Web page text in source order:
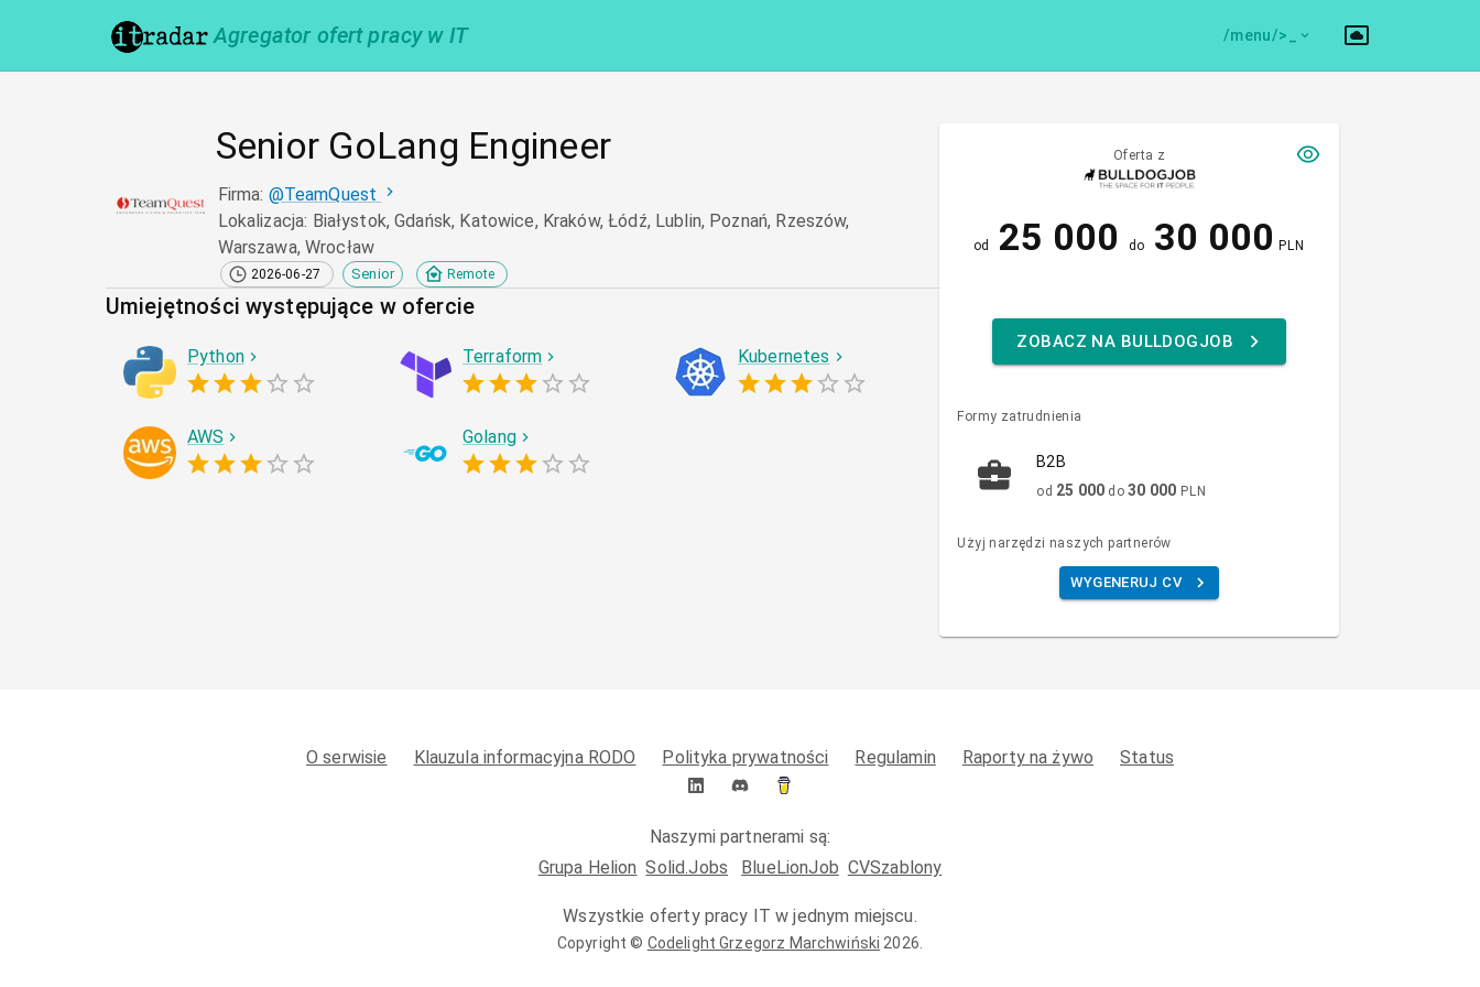
Agregator ofert pracy w IT /menu/>
Senior GoLang Engineer
Firma: @TeamQuest
Lokalizacja: Białystok, Gdańsk, Katowice, Kraków, Łódź, Lublin, Poznań, Rzeszów,
Warszawa, Wrocław
2026-06-27 Senior Remote
Umiejętności występujące w ofercie
Python Terraform Kubernetes
AWS Golang
Oferta z
od 25 000 do 30 000 PLN
ZOBACZ NA BULLDOGJOB
Formy zatrudnienia
B2B
od 25 000 do 30 000 PLN
Użyj narzędzi naszych partnerów
WYGENERUJ CV
O serwisie Klauzula informacyjna RODO Polityka prywatności Regulamin Raporty na żywo Status
Naszymi partnerami są:
Grupa Helion Solid.Jobs BlueLionJob CVSzablony
Wszystkie oferty pracy IT w jednym miejscu.
Copyright © Codelight Grzegorz Marchwiński 2026